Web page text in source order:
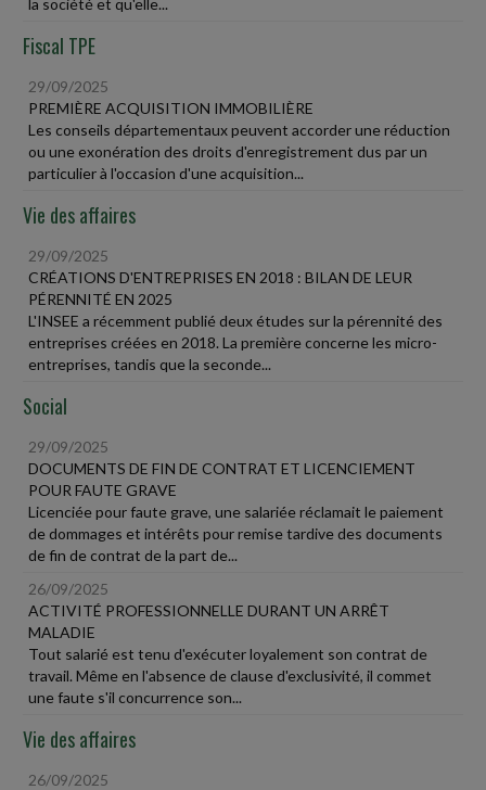
la société et qu'elle...
Fiscal TPE
29/09/2025
PREMIÈRE ACQUISITION IMMOBILIÈRE
Les conseils départementaux peuvent accorder une réduction
ou une exonération des droits d'enregistrement dus par un
particulier à l'occasion d'une acquisition...
Vie des affaires
29/09/2025
CRÉATIONS D'ENTREPRISES EN 2018 : BILAN DE LEUR
PÉRENNITÉ EN 2025
L'INSEE a récemment publié deux études sur la pérennité des
entreprises créées en 2018. La première concerne les micro-
entreprises, tandis que la seconde...
Social
29/09/2025
DOCUMENTS DE FIN DE CONTRAT ET LICENCIEMENT
POUR FAUTE GRAVE
Licenciée pour faute grave, une salariée réclamait le paiement
de dommages et intérêts pour remise tardive des documents
de fin de contrat de la part de...
26/09/2025
ACTIVITÉ PROFESSIONNELLE DURANT UN ARRÊT
MALADIE
Tout salarié est tenu d'exécuter loyalement son contrat de
travail. Même en l'absence de clause d'exclusivité, il commet
une faute s'il concurrence son...
Vie des affaires
26/09/2025